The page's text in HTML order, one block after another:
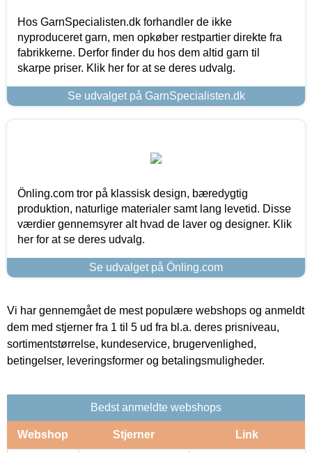
Hos GarnSpecialisten.dk forhandler de ikke
nyproduceret garn, men opkøber restpartier direkte fra
fabrikkerne. Derfor finder du hos dem altid garn til
skarpe priser. Klik her for at se deres udvalg.
Se udvalget på GarnSpecialisten.dk
Önling.com tror på klassisk design, bæredygtig
produktion, naturlige materialer samt lang levetid. Disse
værdier gennemsyrer alt hvad de laver og designer. Klik
her for at se deres udvalg.
Se udvalget på Önling.com
Vi har gennemgået de mest populære webshops og anmeldt
dem med stjerner fra 1 til 5 ud fra bl.a. deres prisniveau,
sortimentstørrelse, kundeservice, brugervenlighed,
betingelser, leveringsformer og betalingsmuligheder.
Bedst anmeldte webshops
Webshop Stjerner Link